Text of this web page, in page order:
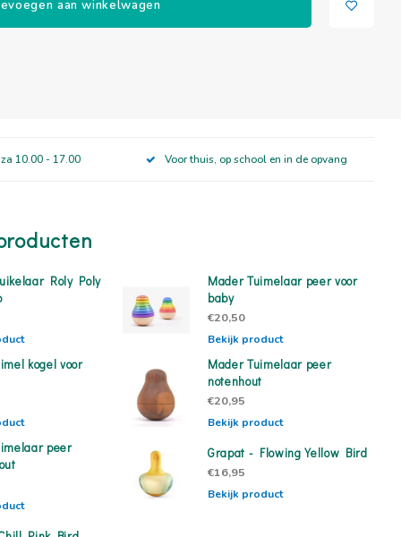
aan winkelwagen
10.00 - 17.00 Voor thuis, op school en in de opvang
Roly Poly
Mader Tuimelaar peer voor
baby
€20,50
Bekijk product
kogel voor
Mader Tuimelaar peer
notenhout
€20,95
Bekijk product
peer
Grapat - Flowing Yellow Bird
€16,95
Bekijk product